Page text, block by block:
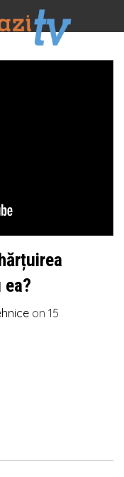
on 15